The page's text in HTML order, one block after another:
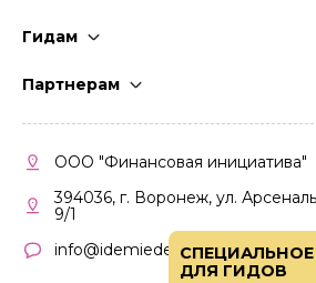
Гидам
Партнерам
Кабинет партнера
Правила участия
ООО "Финансовая инициатива"
394036, г. Воронеж, ул.
9/1
info@idemiedem.ru
ДЛЯ ГИДОВ